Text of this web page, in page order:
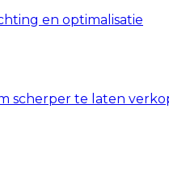
en optimalisatie
scherper te laten